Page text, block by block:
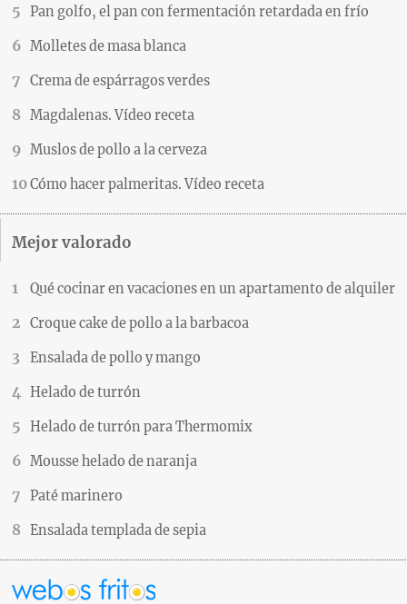
Pan golfo, el pan con fermentación retardada en frío
Molletes de masa blanca
Crema de espárragos verdes
Magdalenas. Vídeo receta
Muslos de pollo a la cerveza
Cómo hacer palmeritas. Vídeo receta
Mejor valorado
Qué cocinar en vacaciones en un apartamento de alquiler
Croque cake de pollo a la barbacoa
Ensalada de pollo y mango
Helado de turrón
Helado de turrón para Thermomix
Mousse helado de naranja
Paté marinero
Ensalada templada de sepia